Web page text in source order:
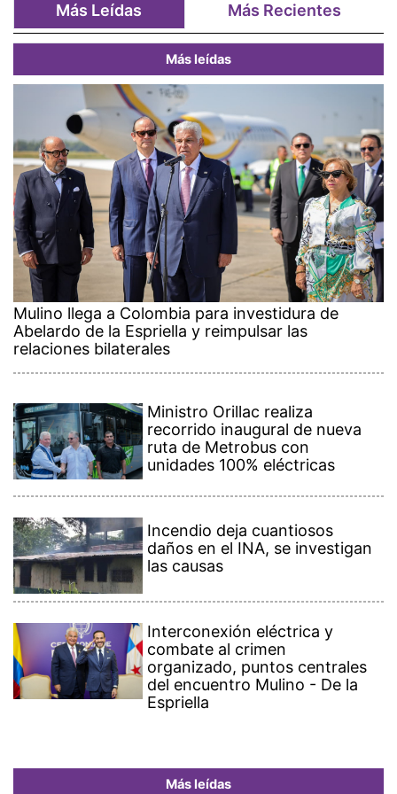
Más Leídas Más Recientes
Más leídas
Mulino llega a Colombia para investidura de
Abelardo de la Espriella y reimpulsar las
relaciones bilaterales
Ministro Orillac realiza
recorrido inaugural de nueva
ruta de Metrobus con
unidades 100% eléctricas
Incendio deja cuantiosos
daños en el INA, se investigan
las causas
Interconexión eléctrica y
combate al crimen
organizado, puntos centrales
del encuentro Mulino - De la
Espriella
Más leídas